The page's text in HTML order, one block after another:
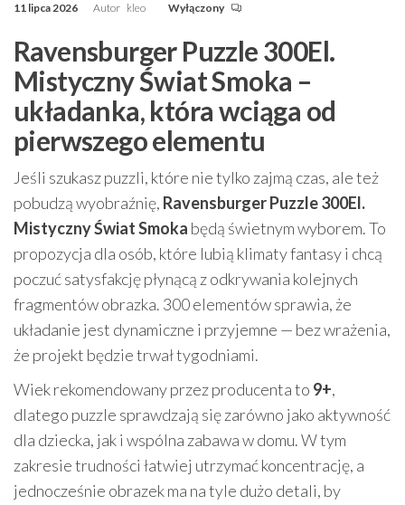
11 lipca 2026 Autor kleo Wyłączony
Ravensburger Puzzle 300El.
Mistyczny Świat Smoka –
układanka, która wciąga od
pierwszego elementu
Jeśli szukasz puzzli, które nie tylko zajmą czas, ale też
pobudzą wyobraźnię, Ravensburger Puzzle 300El.
Mistyczny Świat Smoka będą świetnym wyborem. To
propozycja dla osób, które lubią klimaty fantasy i chcą
poczuć satysfakcję płynącą z odkrywania kolejnych
fragmentów obrazka. 300 elementów sprawia, że
układanie jest dynamiczne i przyjemne — bez wrażenia,
że projekt będzie trwał tygodniami.
Wiek rekomendowany przez producenta to 9+,
dlatego puzzle sprawdzają się zarówno jako aktywność
dla dziecka, jak i wspólna zabawa w domu. W tym
zakresie trudności łatwiej utrzymać koncentrację, a
jednocześnie obrazek ma na tyle dużo detali, by